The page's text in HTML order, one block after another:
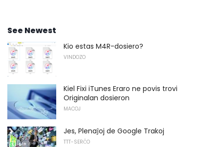
See Newest
Kio estas M4R-dosiero?
VINDOZO
Kiel Fixi iTunes Eraro ne povis trovi
Originalan dosieron
MACOJ
Jes, Plenaĵoj de Google Trakoj
TTT-SERĈO